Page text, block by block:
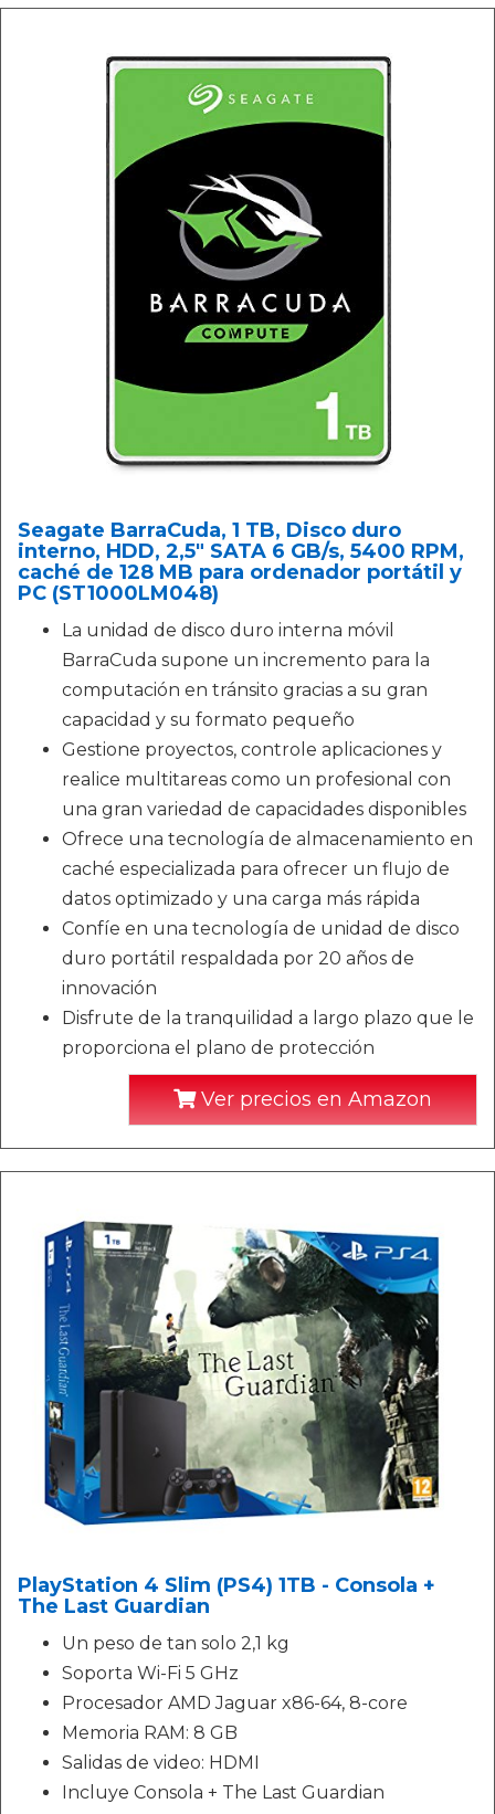
Seagate BarraCuda, 1 TB, Disco duro
interno, HDD, 2,5" SATA 6 GB/s, 5400 RPM,
caché de 128 MB para ordenador portátil y
PC (ST1000LM048)
La unidad de disco duro interna móvil
BarraCuda supone un incremento para la
computación en tránsito gracias a su gran
capacidad y su formato pequeño
Gestione proyectos, controle aplicaciones y
realice multitareas como un profesional con
una gran variedad de capacidades disponibles
Ofrece una tecnología de almacenamiento en
caché especializada para ofrecer un flujo de
datos optimizado y una carga más rápida
Confíe en una tecnología de unidad de disco
duro portátil respaldada por 20 años de
innovación
Disfrute de la tranquilidad a largo plazo que le
proporciona el plano de protección
Ver precios en Amazon
PlayStation 4 Slim (PS4) 1TB - Consola +
The Last Guardian
Un peso de tan solo 2,1 kg
Soporta Wi-Fi 5 GHz
Procesador AMD Jaguar x86-64, 8-core
Memoria RAM: 8 GB
Salidas de video: HDMI
Incluye Consola + The Last Guardian